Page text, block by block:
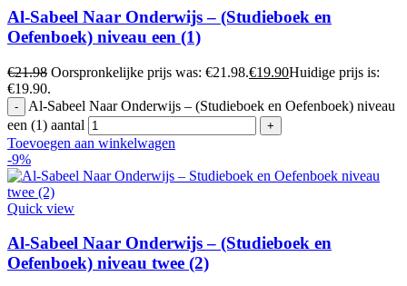
Al-Sabeel Naar Onderwijs – (Studieboek en
Oefenboek) niveau een (1)
€21.98 Oorspronkelijke prijs was: €21.98.€19.90Huidige prijs is:
€19.90.
Al-Sabeel Naar Onderwijs – (Studieboek en Oefenboek) niveau
een (1) aantal
Toevoegen aan winkelwagen
-9%
Quick view
Al-Sabeel Naar Onderwijs – (Studieboek en
Oefenboek) niveau twee (2)